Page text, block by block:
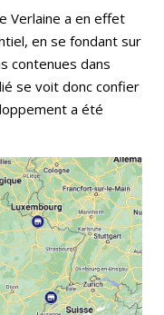
Verlaine a en effet
en se fondant sur
contenues dans
se voit donc confier
a été